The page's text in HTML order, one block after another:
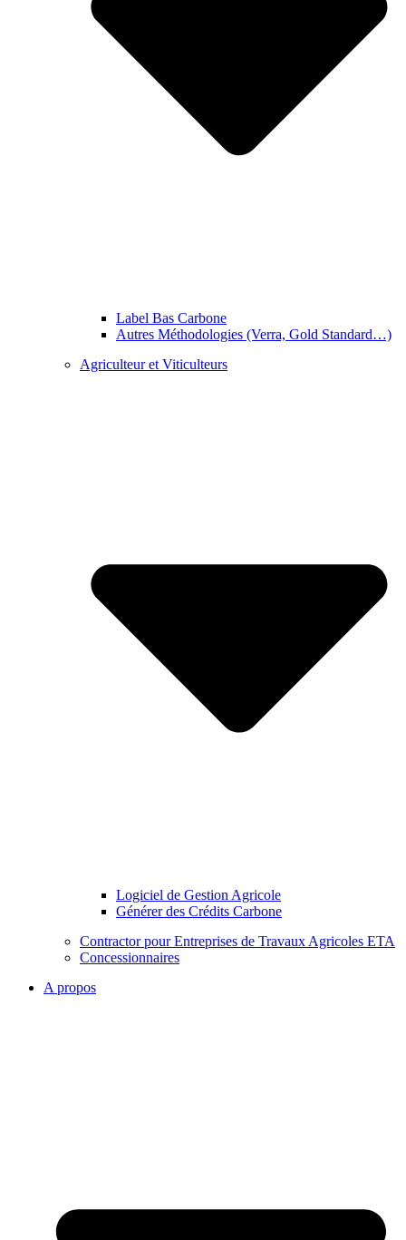
Label Bas Carbone
Autres Méthodologies (Verra, Gold Standard…)
Agriculteur et Viticulteurs
Logiciel de Gestion Agricole
Générer des Crédits Carbone
Contractor pour Entreprises de Travaux Agricoles ETA
Concessionnaires
A propos